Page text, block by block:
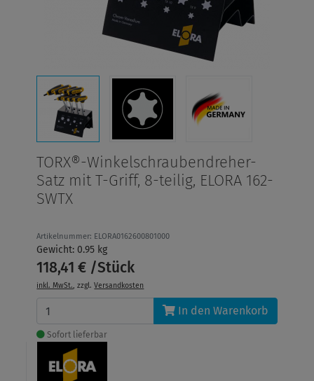
TORX®-Winkelschraubendreher-
Satz mit T-Griff, 8-teilig, ELORA 162-
SWTX
Artikelnummer: ELORA0162600801000
Gewicht: 0.95 kg
118,41 € /Stück
inkl. MwSt., zzgl.Versandkosten
In den Warenkorb
Sofort lieferbar